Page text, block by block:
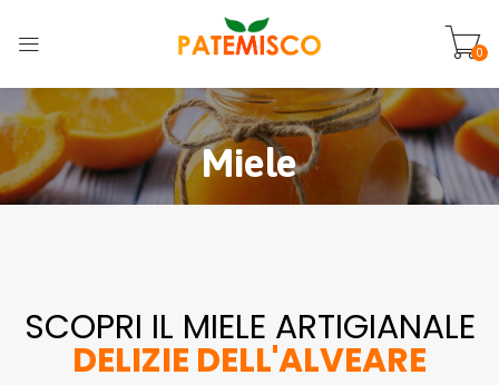
0
Miele
SCOPRI IL MIELE ARTIGIANALE
DELIZIE DELL'ALVEARE